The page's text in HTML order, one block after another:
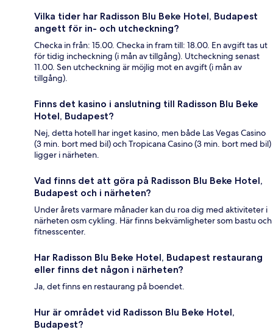
Vilka tider har Radisson Blu Beke Hotel, Budapest
angett för in- och utcheckning?
Checka in från: 15.00. Checka in fram till: 18.00. En avgift tas ut
för tidig incheckning (i mån av tillgång). Utcheckning senast
11.00. Sen utcheckning är möjlig mot en avgift (i mån av
tillgång).
Finns det kasino i anslutning till Radisson Blu Beke
Hotel, Budapest?
Nej, detta hotell har inget kasino, men både Las Vegas Casino
(3 min. bort med bil) och Tropicana Casino (3 min. bort med bil)
ligger i närheten.
Vad finns det att göra på Radisson Blu Beke Hotel,
Budapest och i närheten?
Under årets varmare månader kan du roa dig med aktiviteter i
närheten osm cykling. Här finns bekvämligheter som bastu och
fitnesscenter.
Har Radisson Blu Beke Hotel, Budapest restaurang
eller finns det någon i närheten?
Ja, det finns en restaurang på boendet.
Hur är området vid Radisson Blu Beke Hotel,
Budapest?